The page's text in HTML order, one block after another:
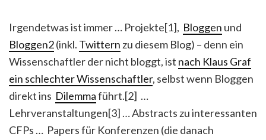
Irgendetwas ist immer … Projekte[1], Bloggen und
Bloggen2(inkl. Twittern zu diesem Blog) – denn ein
Wissenschaftler der nicht bloggt, ist nach Klaus Graf
ein schlechter Wissenschaftler, selbst wenn Bloggen
direkt ins Dilemmaführt.[2] …
Lehrveranstaltungen[3] … Abstracts zu interessanten
CFPs … Papers für Konferenzen (die danach